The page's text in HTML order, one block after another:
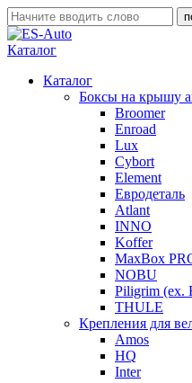
Каталог
Каталог
Боксы на крышу
Broomer
Enroad
Lux
Cybort
Element
Евродеталь
Atlant
INNO
Koffer
MaxBox
NOBU
Piligrim (ex.
THULE
Крепления для
Amos
HQ
Inter